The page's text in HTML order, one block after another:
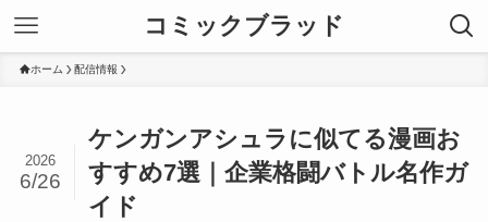
コミックブラッド
ホーム 配信情報
ケンガンアシュラに似てる漫画お
すすめ7選｜企業格闘バトル名作ガ
イド
2026
6/26